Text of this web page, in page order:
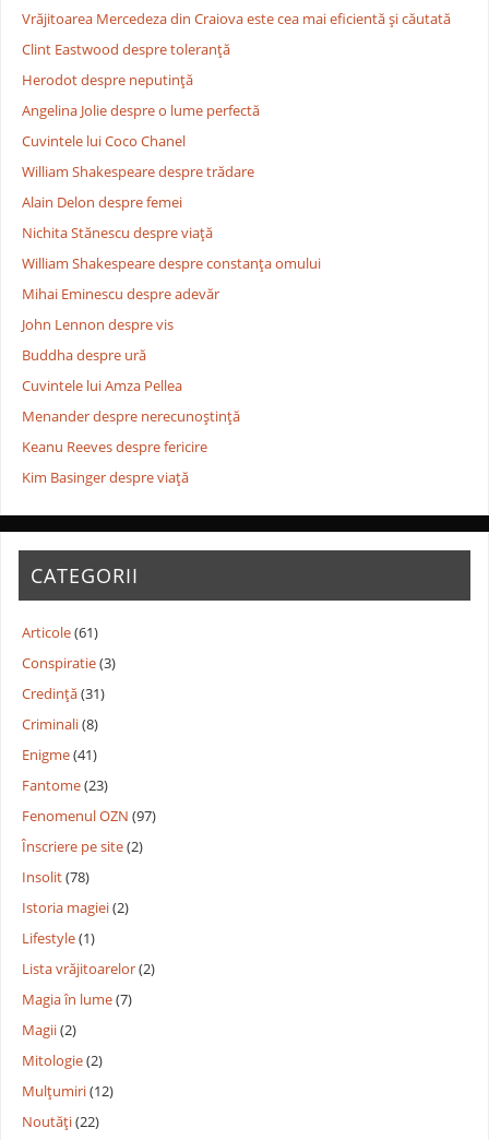
Vrăjitoarea Mercedeza din Craiova este cea mai eficientă şi căutată
Clint Eastwood despre toleranţă
Herodot despre neputinţă
Angelina Jolie despre o lume perfectă
Cuvintele lui Coco Chanel
William Shakespeare despre trădare
Alain Delon despre femei
Nichita Stănescu despre viaţă
William Shakespeare despre constanţa omului
Mihai Eminescu despre adevăr
John Lennon despre vis
Buddha despre ură
Cuvintele lui Amza Pellea
Menander despre nerecunoştinţă
Keanu Reeves despre fericire
Kim Basinger despre viaţă
CATEGORII
Articole(61)
Conspiratie(3)
Credință(31)
Criminali(8)
Enigme(41)
Fantome(23)
Fenomenul OZN (97)
Înscriere pe site(2)
Insolit(78)
Istoria magiei(2)
Lifestyle(1)
Lista vrăjitoarelor(2)
Magia în lume(7)
Magii(2)
Mitologie(2)
Mulțumiri(12)
Noutăți(22)